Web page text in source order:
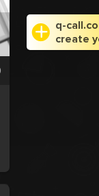
q-
create